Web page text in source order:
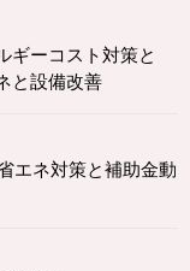
ギーコスト対策と
と設備改善
エネ対策と補助金動